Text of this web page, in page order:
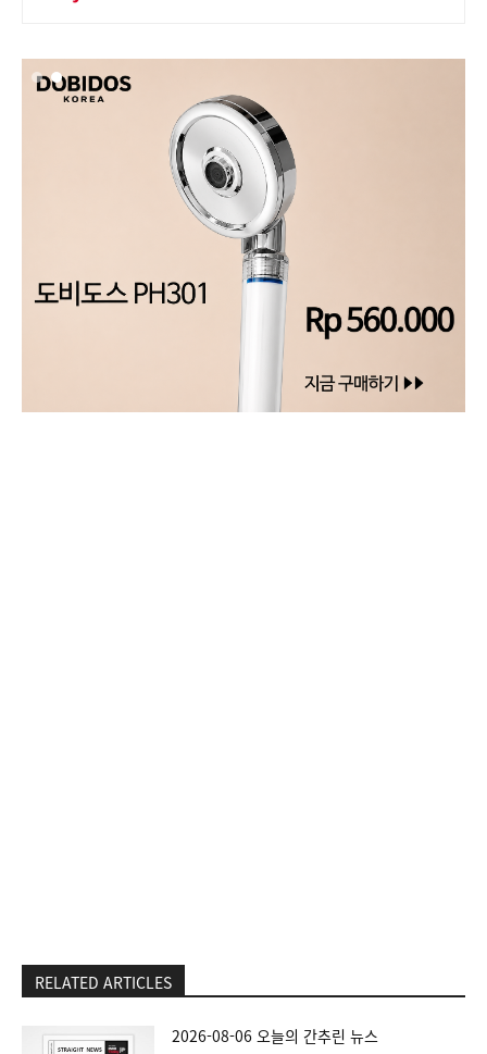
RELATED ARTICLES
2026-08-06 오늘의 간추린 뉴스